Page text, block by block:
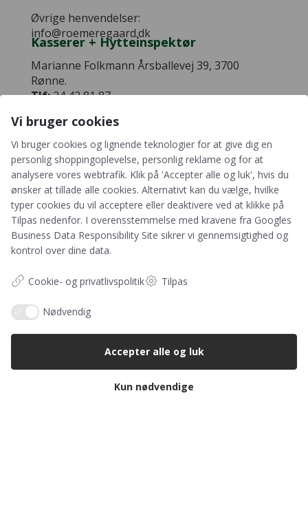
Øvrige henvendelser:
info@roemeregaard.dk
Kasserer + Hytteinspektør
Marianne Folkmann Årsballevej 39, 3700
Rønne.
Tlf:24 42 81 87
54 3700 Rønne
Spejdercenteret Rømeregård
Ejes af Bornholms Distrikt – KFUM-Spejderne i
Danmark. Centeret drives af frivillige og er en
Vi bruger cookies
Vi bruger cookies og lignende teknologier for at give dig en
personlig shoppingoplevelse, personlig reklame og for at
analysere vores webtrafik. Klik på 'Accepter alle og luk', hvis du
ønsker at tillade alle cookies. Alternativt kan du vælge, hvilke
typer cookies du vil acceptere eller deaktivere ved at klikke på
Tilpas nedenfor. I overensstemmelse med kravene fra Googles
Business Data Responsibility Site sikrer vi gennemsigtighed og
kontrol over dine data.
Cookie- og privatlivspolitik Tilpas
Nødvendig
Kun nødvendige
Accepter alle og luk